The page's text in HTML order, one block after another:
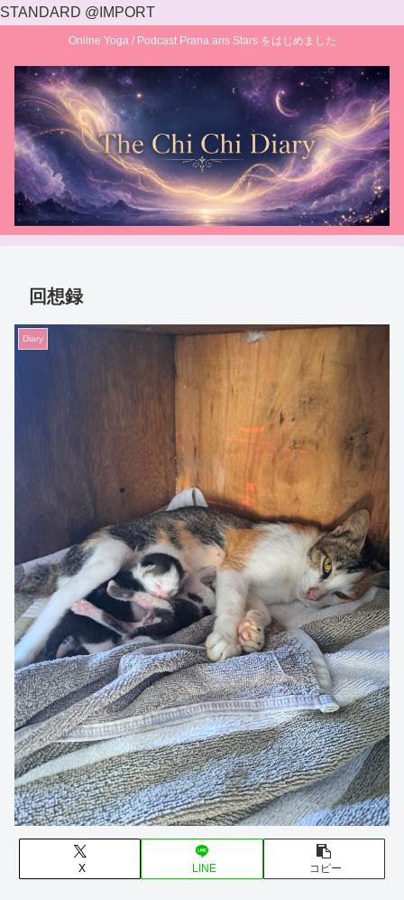
STANDARD @IMPORT
Online Yoga / Podcast Prana ans Stars をはじめました
回想録
Diary
X LINE コピー